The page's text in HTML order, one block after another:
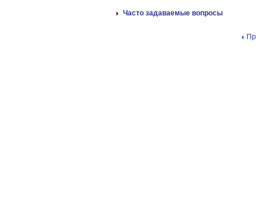
Часто задаваемые вопросы